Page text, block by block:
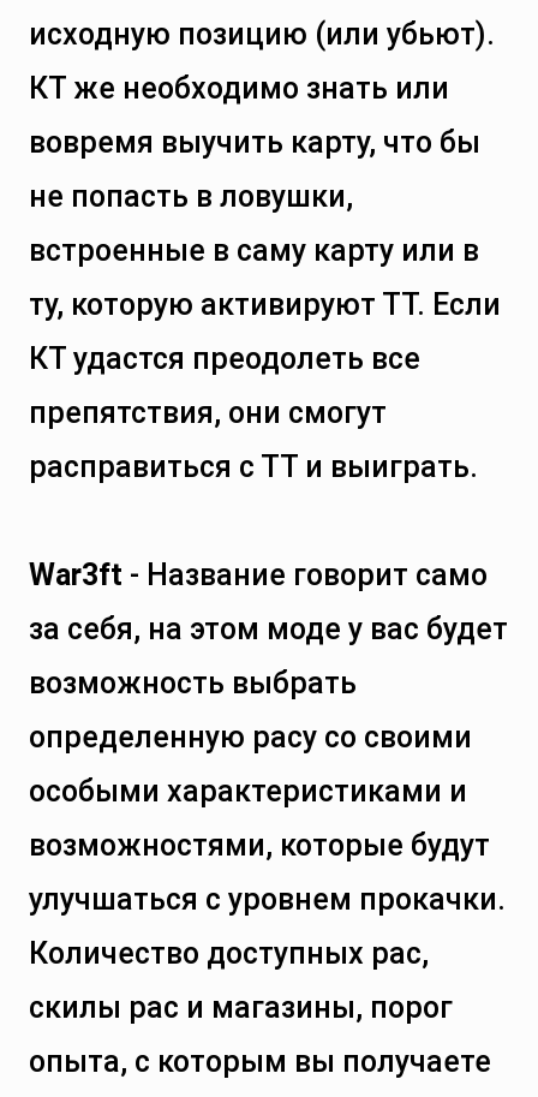
исходную позицию (или убьют).
КТ же необходимо знать или
вовремя выучить карту, что бы
не попасть в ловушки,
встроенные в саму карту или в
ту, которую активируют ТТ. Если
КТ удастся преодолеть все
препятствия, они смогут
расправиться с ТТ и выиграть.
War3ft - Название говорит само
за себя, на этом моде у вас будет
возможность выбрать
определенную расу со своими
особыми характеристиками и
возможностями, которые будут
улучшаться с уровнем прокачки.
Количество доступных рас,
скилы рас и магазины, порог
опыта, с которым вы получаете